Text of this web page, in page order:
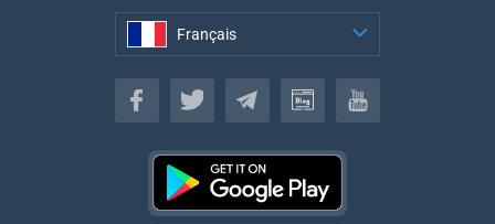
Français
Français